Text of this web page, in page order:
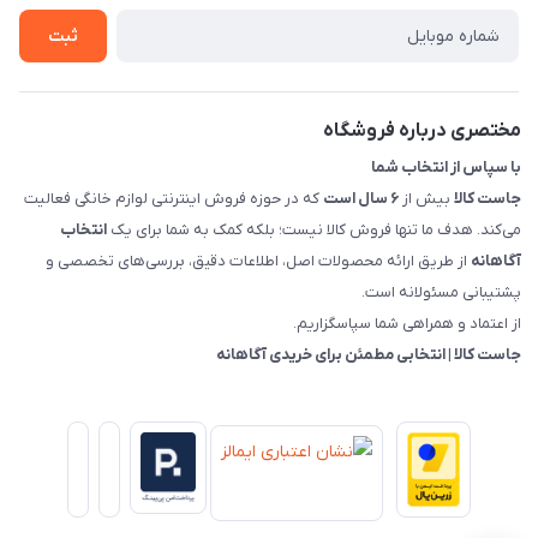
روش های بازگرداندن کالا
ثبت
مختصری درباره فروشگاه
با سپاس از انتخاب شما
جاست کالا بیش از ۶ سال است
که در حوزه فروش اینترنتی لوازم خانگی فعالیت
می‌کند. هدف ما تنها فروش کالا نیست؛ بلکه کمک به شما برای یک انتخاب
آگاهانه از طریق ارائه محصولات اصل، اطلاعات دقیق، بررسی‌های تخصصی و
پشتیبانی مسئولانه است.
از اعتماد و همراهی شما سپاسگزاریم.
جاست کالا | انتخابی مطمئن برای خریدی آگاهانه